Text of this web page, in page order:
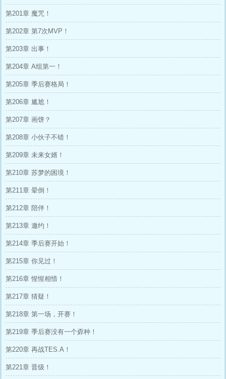
第201章 魔咒！
第202章 第7次MVP！
第203章 出事！
第204章 A组第一！
第205章 季后赛格局！
第206章 尴尬！
第207章 画饼？
第208章 小伙子不错！
第209章 未来女婿！
第210章 苏梦的困境！
第211章 晕倒！
第212章 陪伴！
第213章 邀约！
第214章 季后赛开始！
第215章 你见过！
第216章 惺惺相惜！
第217章 猜疑！
第218章 第一场，开赛！
第219章 季后赛没有一个孬种！
第220章 再战TES.A！
第221章 晋级！